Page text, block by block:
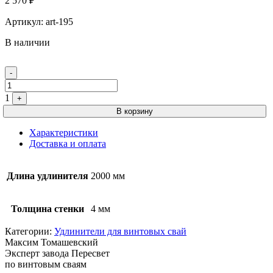
Артикул: art-195
В наличии
Quantity
-
1
+
В корзину
Характеристики
Доставка и оплата
Длина удлинителя 2000 мм
Толщина стенки 4 мм
Категории: Удлинители для винтовых свай
Максим Томашевский
Эксперт завода Пересвет
по винтовым сваям